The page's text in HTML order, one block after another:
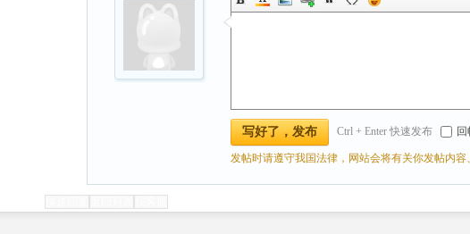
写好了，发布 Ctrl + Enter 快速发布 回
发帖时请遵守我国法律，网站会将有关你发帖内